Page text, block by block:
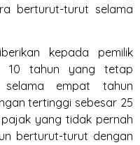
berturut-turut selama
kepada pemilik
10 tahun yang tetap
empat tahun
tertinggi sebesar 25
yang tidak pernah
berturut-turut dengan